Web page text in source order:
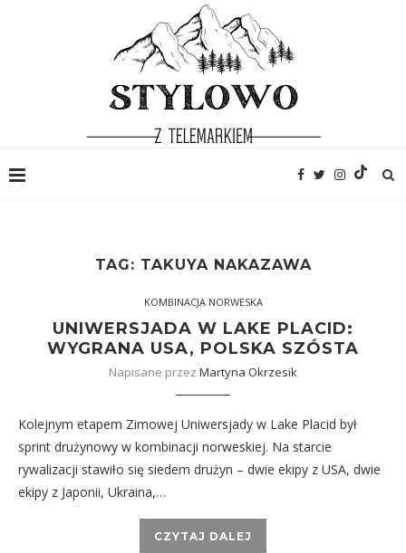
TAG: TAKUYA NAKAZAWA
KOMBINACJA NORWESKA
UNIWERSJADA W LAKE PLACID:
WYGRANA USA, POLSKA SZÓSTA
Napisane przez Martyna Okrzesik
Kolejnym etapem Zimowej Uniwersjady w Lake Placid był
sprint drużynowy w kombinacji norweskiej. Na starcie
rywalizacji stawiło się siedem drużyn – dwie ekipy z USA, dwie
ekipy z Japonii, Ukraina,…
CZYTAJ DALEJ